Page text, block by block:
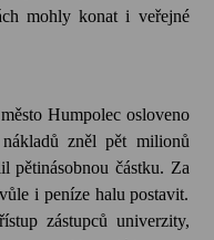
Rufus Miller
mohly konat i veřejné
Humpolec osloveno
zněl pět milionů
pětinásobnou částku. Za
i peníze halu postavit.
zástupců univerzity,